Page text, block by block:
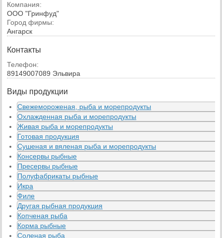
Компания:
ООО "Гринфуд"
Город фирмы:
Ангарск
Контакты
Телефон:
89149007089 Эльвира
Виды продукции
Свежемороженая, рыба и морепродукты
Охлажденная рыба и морепродукты
Живая рыба и морепродукты
Готовая продукция
Сушеная и вяленая рыба и морепродукты
Консервы рыбные
Пресервы рыбные
Полуфабрикаты рыбные
Икра
Филе
Другая рыбная продукция
Копченая рыба
Корма рыбные
Соленая рыба